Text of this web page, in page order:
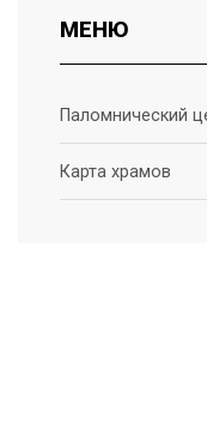
МЕНЮ
Паломнический
Карта храмов